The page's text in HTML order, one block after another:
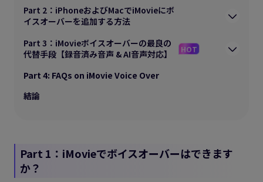
Part 2：iPhoneおよびMacでiMovieにボ
イスオーバーを追加する方法
Part 3：iMovieボイスオーバーの最良の
代替手段【録音済み音声 & AI音声対応】
HOT
Part 4: FAQs on iMovie Voice Over
結論
Part 1：iMovieでボイスオーバーはできます
か？